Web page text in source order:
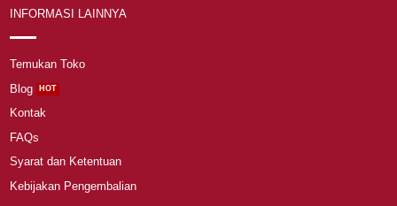
INFORMASI LAINNYA
Temukan Toko
Blog
Kontak
FAQs
Syarat dan Ketentuan
Kebijakan Pengembalian